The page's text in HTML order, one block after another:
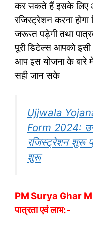
कर सकते हैं इसके लिए
रजिस्ट्रेशन करना
जरूरत पड़ेगी तथा
पूरी डिटेल्स आपको इसी
आप इस योजना के बारे
सही जान सके
Ujjwala
Form 2024:
रजिस्ट्रेशन शुरू
शुरू
PM Surya Ghar
पात्रता एवं लाभ:-